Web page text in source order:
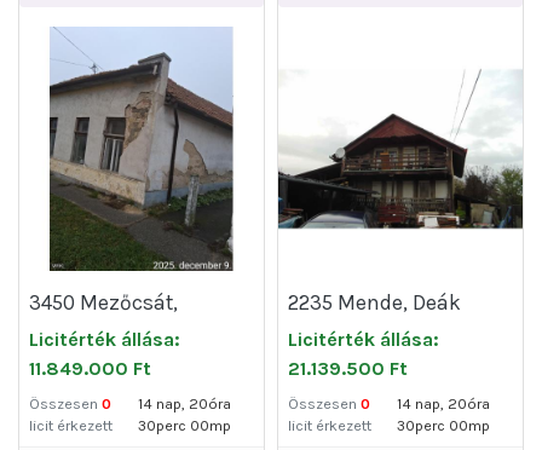
3450 Mezőcsát,
Kossuth utca 24.
Licitérték állása:
11.849.000 Ft
Összesen 0
licit érkezett
14 nap, 20óra
30perc 00mp
2235 Mende, Deák
Ferenc utca 53
Licitérték állása:
21.139.500 Ft
Összesen 0
licit érkezett
14 nap, 20óra
30perc 00mp